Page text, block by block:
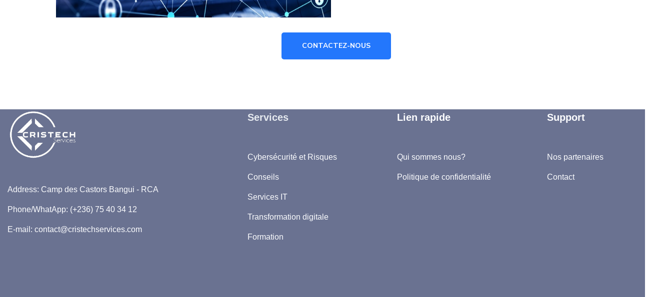
CONTACTEZ-NOUS
Address: Camp des Castors Bangui - RCA
Phone/WhatApp: (+236) 75 40 34 12
E-mail: contact@cristechservices.com
Services
Cybersécurité et Risques
Conseils
Services IT
Transformation digitale
Formation
Lien rapide
Qui sommes nous?
Politique de confidentialité
Support
Nos partenaires
Contact